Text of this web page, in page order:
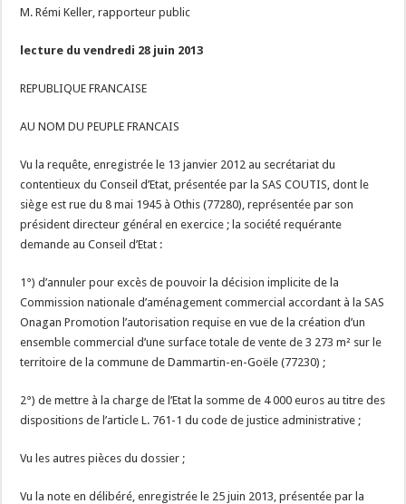
M. Rémi Keller, rapporteur public
lecture du vendredi 28 juin 2013
REPUBLIQUE FRANCAISE
AU NOM DU PEUPLE FRANCAIS
Vu la requête, enregistrée le 13 janvier 2012 au secrétariat du
contentieux du Conseil d’Etat, présentée par la SAS COUTIS, dont le
siège est rue du 8 mai 1945 à Othis (77280), représentée par son
président directeur général en exercice ; la société requérante
demande au Conseil d’Etat :
1°) d’annuler pour excès de pouvoir la décision implicite de la
Commission nationale d’aménagement commercial accordant à la SAS
Onagan Promotion l’autorisation requise en vue de la création d’un
ensemble commercial d’une surface totale de vente de 3 273 m² sur le
territoire de la commune de Dammartin-en-Goële (77230) ;
2°) de mettre à la charge de l’Etat la somme de 4 000 euros au titre des
dispositions de l’article L. 761-1 du code de justice administrative ;
Vu les autres pièces du dossier ;
Vu la note en délibéré, enregistrée le 25 juin 2013, présentée par la